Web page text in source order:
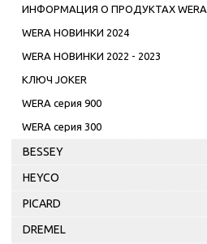
ИНФОРМАЦИЯ О ПРОДУКТАХ WERA
WERA НОВИНКИ 2024
WERA НОВИНКИ 2022 - 2023
КЛЮЧ JOKER
WERA серия 900
WERA серия 300
BESSEY
HEYCO
PICARD
DREMEL